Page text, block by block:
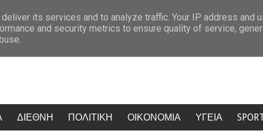
πρόκριση Κρίση στο κόμμα Καρυστιανού: Δύο ακόμη στελέχη
ΔΙΕΘΝΗ ΠΟΛΙΤΙΚΗ ΟΙΚΟΝΟΜΙΑ ΥΓΕΙΑ
its services and to analyze traffic. Your IP address and
and security metrics to ensure quality of service,